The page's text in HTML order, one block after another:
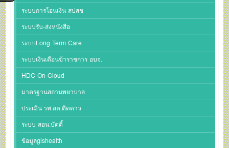
ระบบการโอนเงิน สปสช
ระบบรับ-ส่งหนังสือ
ระบบLong Term Care
ระบบเงินเดือนข้าราชการ อบจ.
HDC On Cloud
มาตรฐานสถานพยาบาล
ประเมิน รพ.สต.ติดดาว
ระบบ สอน.บัดดี้
ข้อมูลgishealth